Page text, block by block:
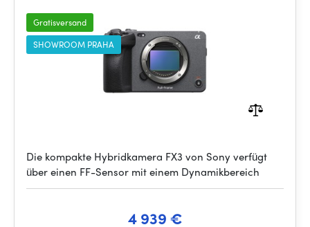
Gratisversand
SHOWROOM PRAHA
Die kompakte Hybridkamera FX3 von Sony verfügt
über einen FF-Sensor mit einem Dynamikbereich
4 939 €